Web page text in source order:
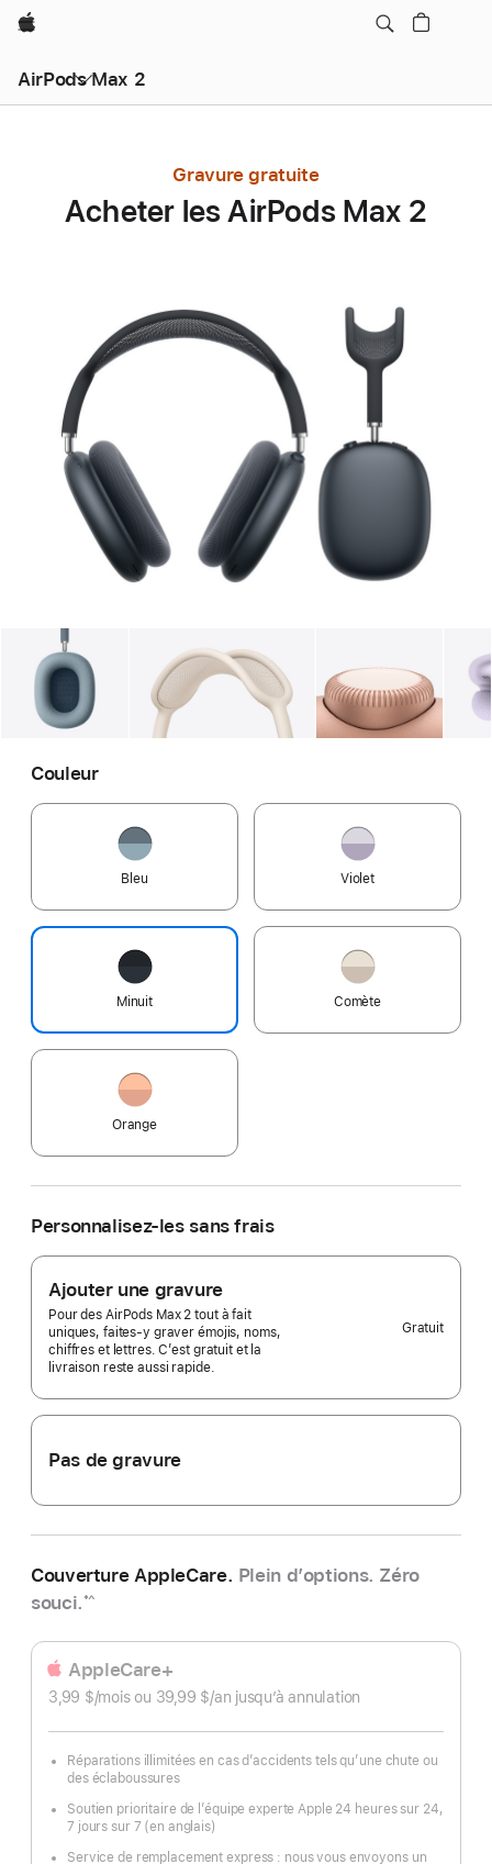
Apple
AirPods Max 2
Gravure gratuite
Acheter les AirPods Max 2
Galerie Image 1 Galerie Image 2 Galerie
Couleur
Bleu Violet
Minuit Comète
Orange
Personnalisez-les sans frais
Ajouter une gravure
Pour des AirPods Max 2 tout à fait
uniques, faites-y graver émojis, noms,
chiffres et lettres. C’est gratuit et la
livraison reste aussi rapide.
Gratuit
Pas de gravure
Couverture AppleCare. Plein d’options. Zéro
souci. *^
AppleCare+
3,99 $/moispar
ou 39,99 $/an par
jusqu’à annulation
Réparations illimitées en cas d’accidents tels qu’une chute ou
des éclaboussures
Soutien prioritaire de l’équipe experte Apple 24 heures sur 24,
7 jours sur 7 (en anglais)
Service de remplacement express : nous vous envoyons un